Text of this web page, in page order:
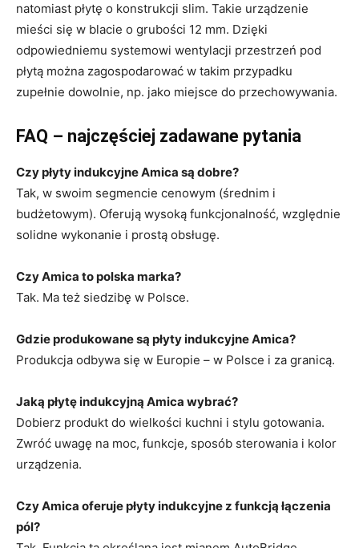
natomiast płytę o konstrukcji slim. Takie urządzenie
mieści się w blacie o grubości 12 mm. Dzięki
odpowiedniemu systemowi wentylacji przestrzeń pod
płytą można zagospodarować w takim przypadku
zupełnie dowolnie, np. jako miejsce do przechowywania.
FAQ – najczęściej zadawane pytania
Czy płyty indukcyjne Amica są dobre?
Tak, w swoim segmencie cenowym (średnim i
budżetowym). Oferują wysoką funkcjonalność, względnie
solidne wykonanie i prostą obsługę.
Czy Amica to polska marka?
Tak. Ma też siedzibę w Polsce.
Gdzie produkowane są płyty indukcyjne Amica?
Produkcja odbywa się w Europie – w Polsce i za granicą.
Jaką płytę indukcyjną Amica wybrać?
Dobierz produkt do wielkości kuchni i stylu gotowania.
Zwróć uwagę na moc, funkcje, sposób sterowania i kolor
urządzenia.
Czy Amica oferuje płyty indukcyjne z funkcją łączenia
pól?